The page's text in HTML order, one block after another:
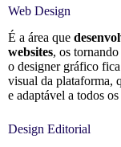
Web Design
É a área que
websites, os
o designer gráfico
visual da plataforma,
e adaptável a todos
Design Editorial